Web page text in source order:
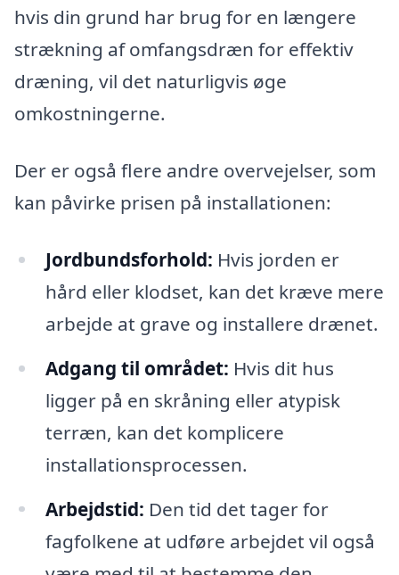
hvis din grund har brug for en længere
strækning af omfangsdræn for effektiv
dræning, vil det naturligvis øge
omkostningerne.
Der er også flere andre overvejelser, som
kan påvirke prisen på installationen:
Jordbundsforhold: Hvis jorden er
hård eller klodset, kan det kræve mere
arbejde at grave og installere drænet.
Adgang til området: Hvis dit hus
ligger på en skråning eller atypisk
terræn, kan det komplicere
installationsprocessen.
Arbejdstid: Den tid det tager for
fagfolkene at udføre arbejdet vil også